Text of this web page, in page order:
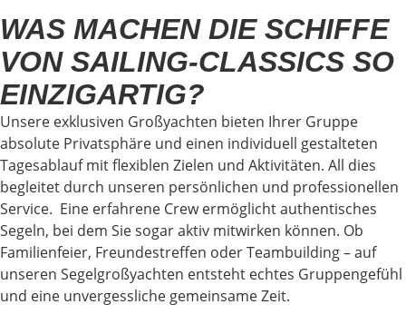
WAS MACHEN DIE SCHIFFE
VON SAILING-CLASSICS SO
EINZIGARTIG?
Unsere exklusiven Großyachten bieten Ihrer Gruppe
absolute Privatsphäre und einen individuell gestalteten
Tagesablauf mit flexiblen Zielen und Aktivitäten. All dies
begleitet durch unseren persönlichen und professionellen
Service. Eine erfahrene Crew ermöglicht authentisches
Segeln, bei dem Sie sogar aktiv mitwirken können. Ob
Familienfeier, Freundestreffen oder Teambuilding – auf
unseren Segelgroßyachten entsteht echtes Gruppengefühl
und eine unvergessliche gemeinsame Zeit.